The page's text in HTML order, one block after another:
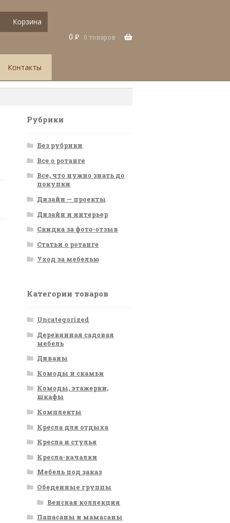
Корзина
0 ₽ 0 товаров
Контакты
Рубрики
Без рубрики
Все о ротанге
Все, что нужно знать до
покупки
Дизайн — проекты
Дизайн и интерьер
Скидка за фото-отзыв
Статьи о ротанге
Уход за мебелью
Категории товаров
Uncategorized
Деревянная садовая
мебель
Диваны
Комоды и скамьи
Комоды, этажерки,
шкафы
Комплекты
Кресла для отдыха
Кресла и стулья
Кресла-качалки
Мебель под заказ
Обеденные группы
Венская коллекция
Папасаны и мамасаны